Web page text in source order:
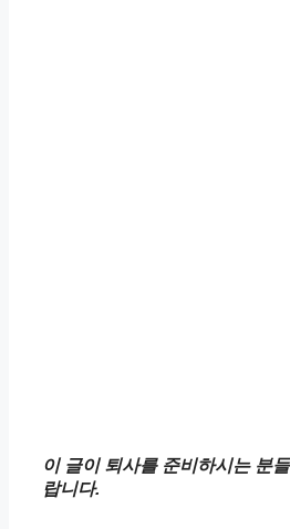
이 글이 퇴사를 준비하시는 분
랍니다.